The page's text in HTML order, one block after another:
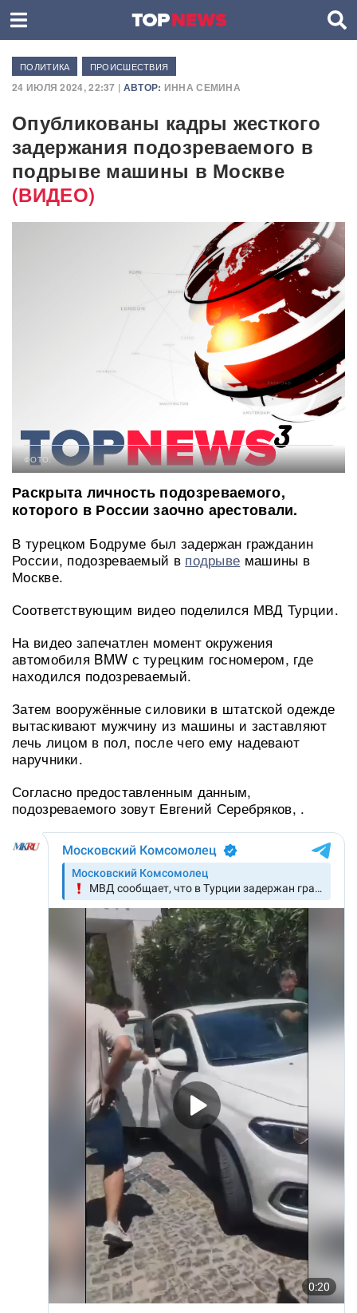
ПОЛИТИКА ПРОИСШЕСТВИЯ
24 ИЮЛЯ 2024, 22:37 | АВТОР: ИННА СЕМИНА
Опубликованы кадры жесткого
задержания подозреваемого в
подрыве машины в Москве
(ВИДЕО)
ФОТО:
Раскрыта личность подозреваемого,
которого в России заочно арестовали.
В турецком Бодруме был задержан гражданин
России, подозреваемый в подрыве машины в
Москве.
Соответствующим видео поделился МВД Турции.
На видео запечатлен момент окружения
автомобиля BMW с турецким госномером, где
находился подозреваемый.
Затем вооружённые силовики в штатской одежде
вытаскивают мужчину из машины и заставляют
лечь лицом в пол, после чего ему надевают
наручники.
Согласно предоставленным данным,
подозреваемого зовут Евгений Серебряков, .